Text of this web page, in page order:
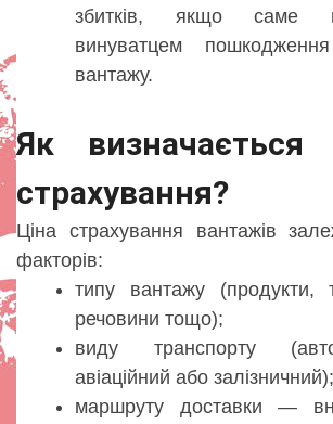
збитків, якщо саме
винуватцем
вантажу.
Як визначається
страхування?
Ціна страхування вантажів
факторів:
типу вантажу (продукти,
речовини тощо);
виду транспорту
авіаційний або залізничний);
маршруту доставки —